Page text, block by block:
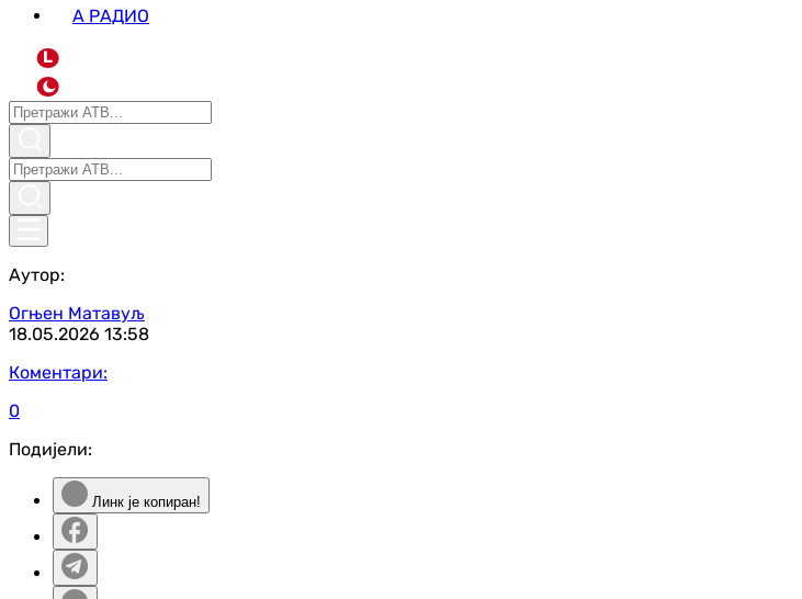
А РАДИО
L
Аутор:
Огњен Матавуљ
18.05.2026 13:58
Коментари:
0
Подијели:
Линк је копиран!